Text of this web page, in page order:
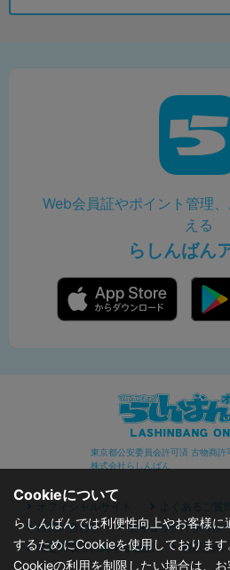
Web会員証やポイント管理
える
らしんばん
東京都公安委員会許可済 古物商
株式会社らしんばん
オフィシャルサイト よくあるご質問
お問い合わせ
セキュリティポリシ
特定商取引に関する表記
利用規約
Cookieについて
らしんばんでは利便性向上やお客様
するためにCookieを使用しております
Cookieの利用を制限したい場合は、